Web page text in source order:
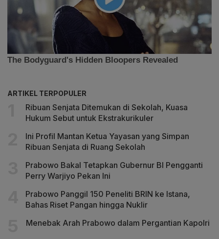
ARTIKEL TERPOPULER
Ribuan Senjata Ditemukan di Sekolah, Kuasa
Hukum Sebut untuk Ekstrakurikuler
Ini Profil Mantan Ketua Yayasan yang Simpan
Ribuan Senjata di Ruang Sekolah
Prabowo Bakal Tetapkan Gubernur BI Pengganti
Perry Warjiyo Pekan Ini
Prabowo Panggil 150 Peneliti BRIN ke Istana,
Bahas Riset Pangan hingga Nuklir
Menebak Arah Prabowo dalam Pergantian Kapolri